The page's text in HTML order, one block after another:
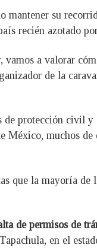
mantener su
recién azotado
vamos a valorar
de la
protección civil y
México, muchos
que la mayoría de
de permisos de
en el